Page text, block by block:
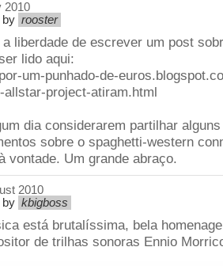
2010
by rooster
a liberdade de escrever um post
lido aqui:
um-punhado-de-
allstar-project-atiram.html
dia considerarem partilhar
sobre o spaghetti-western
vontade. Um grande abraço.
2010
by kbigboss
está brutalíssima, bela
de trilhas sonoras Ennio